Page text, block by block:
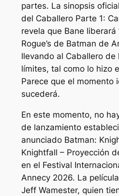
partes. La sinopsis
del Caballero Parte 1:
revela que Bane liberará
Rogue’s de Batman de
llevando al Caballero de
límites, tal como lo hizo
Parece que el momento
sucederá.
En este momento, no
de lanzamiento
anunciado Batman:
Knightfall – Proyección
en el Festival
Annecy 2026. La
Jeff Wamester, quien